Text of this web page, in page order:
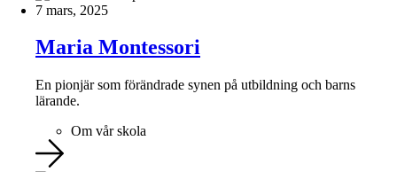
7 mars, 2025
Maria Montessori
En pionjär som förändrade synen på utbildning och barns
lärande.
Om vår skola